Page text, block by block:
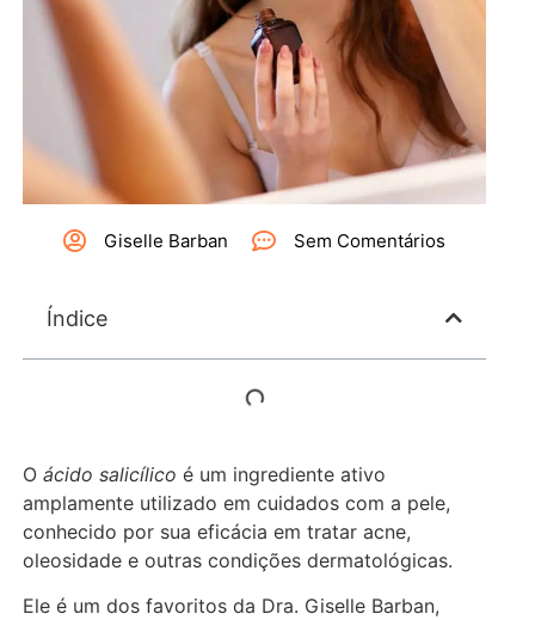
Giselle Barban Sem Comentários
Índice
O ácido salicílico é um ingrediente ativo
amplamente utilizado em cuidados com a pele,
conhecido por sua eficácia em tratar acne,
oleosidade e outras condições dermatológicas.
Ele é um dos favoritos da Dra. Giselle Barban,